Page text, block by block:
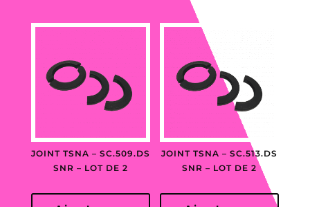
JOINT TSNA – SC.509.DS
SNR – LOT DE 2
JOINT TSNA – SC.513.DS
SNR – LOT DE 2